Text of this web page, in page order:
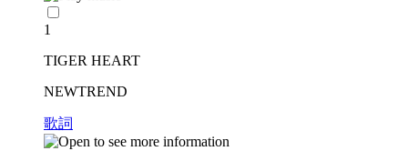
1
TIGER HEART
NEWTREND
歌詞